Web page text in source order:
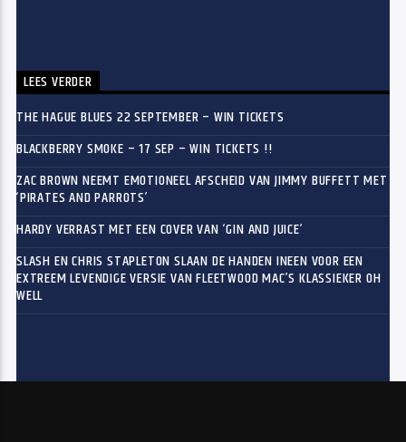
LEES VERDER
THE HAGUE BLUES 22 SEPTEMBER – WIN TICKETS
BLACKBERRY SMOKE – 17 SEP – WIN TICKETS !!
ZAC BROWN NEEMT EMOTIONEEL AFSCHEID VAN JIMMY BUFFETT MET
‘PIRATES AND PARROTS’
HARDY VERRAST MET EEN COVER VAN ‘GIN AND JUICE’
SLASH EN CHRIS STAPLETON SLAAN DE HANDEN INEEN VOOR EEN
EXTREEM LEVENDIGE VERSIE VAN FLEETWOOD MAC’S KLASSIEKER OH
WELL